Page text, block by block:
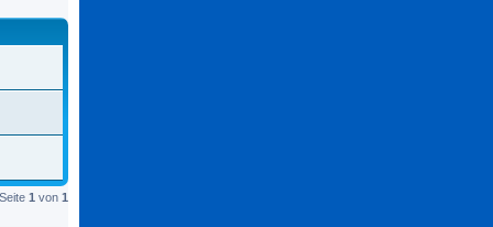
1 von 1